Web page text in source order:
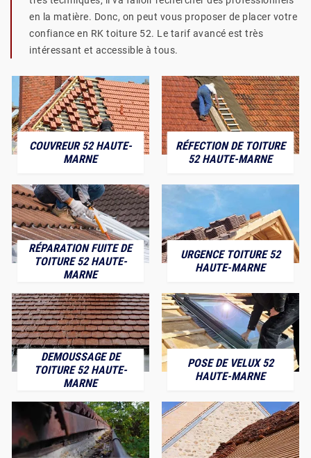
en la matière. Donc, on peut vous proposer de placer votre
confiance en RK toiture 52. Le tarif avancé est très
intéressant et accessible à tous.
COUVREUR 52 HAUTE-
MARNE
RÉFECTION DE TOITURE
52 HAUTE-MARNE
RÉPARATION FUITE DE
TOITURE 52 HAUTE-
MARNE
URGENCE TOITURE 52
HAUTE-MARNE
DEMOUSSAGE DE
TOITURE 52 HAUTE-
MARNE
POSE DE VELUX 52
HAUTE-MARNE